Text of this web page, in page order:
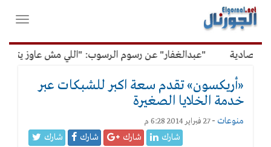
القائمة
الرئيسية
فتح
"عبدالغفار" عن رسوم الرسوب: "اللي مش عاوز يتعلم
«أريكسون» تقدم سعة اكبر للشبكات عبر
خدمة الخلايا الصغيرة
منوعات -27 فبراير 2014 6:28 م
شارك شارك شارك شارك